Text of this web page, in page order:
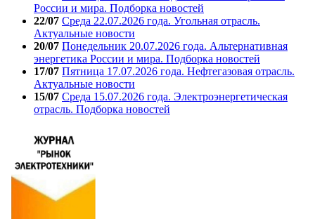
России и мира. Подборка новостей
22/07 Среда 22.07.2026 года. Угольная отрасль.
Актуальные новости
20/07 Понедельник 20.07.2026 года. Альтернативная
энергетика России и мира. Подборка новостей
17/07 Пятница 17.07.2026 года. Нефтегазовая отрасль.
Актуальные новости
15/07 Среда 15.07.2026 года. Электроэнергетическая
отрасль. Подборка новостей